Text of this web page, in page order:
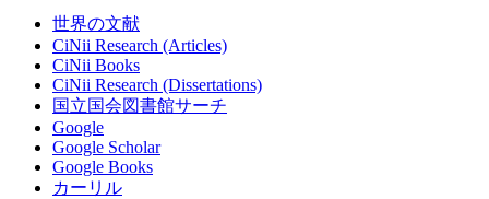
世界の文献
CiNii Research (Articles)
CiNii Books
CiNii Research (Dissertations)
国立国会図書館サーチ
Google
Google Scholar
Google Books
カーリル